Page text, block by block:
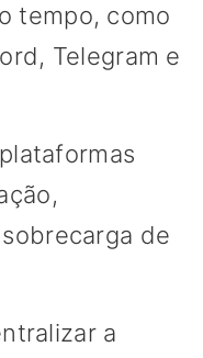
tempo, como
Telegram e
de
a